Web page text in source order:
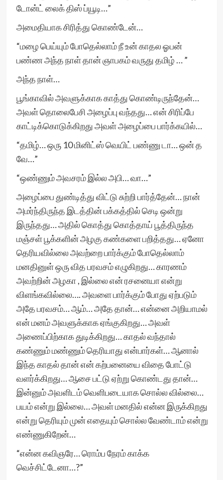
டோன்ட் லைக் திஸ் ப்யூடி…”
அமைதியாக சிரித்து கொண்டேன்…
“மழை பெய்யும் போதெல்லாம் நீ உன் காதல ஓபன்
பண்ண அந்த நாள் தான் ஞாபகம் வருது தமிழ் … ”
அந்த நாள்…
பூங்காவில் அவளுக்காக காத்து கொண்டிருந்தேன்…
அவள் தொலைபேசி அழைப்பு வந்தது… என் சிரிப்பே
காட்டிக்கொடுக்கிறது அவள் அழைப்பை பார்க்கயில்…
“தமிழ்… ஒரு 10 மினிட்ஸ் வெயிட் பண்ணு டா… ஒன் த
வே…”
“ஒண்ணும் அவசரம் இல்ல அபி… வா…”
அழைப்பை துண்டித்து விட்டு சுற்றி பார்த்தேன்… நான்
அமர்ந்திருந்த இடத்தின் பக்கத்தில் செடி ஒன்று
இருந்தது… அதில் கொத்து கொத்தாய் பூத்திருந்த
மஞ்சள் பூக்களின் அழகு கண்களை பறித்தது… ஏனோ
தெரியவில்லை அவற்றை பார்க்கும் போதெல்லாம்
மனதினுள் ஒரு வித பரவசம் எழுகிறது… காரணம்
அவற்றின் அழகா , இல்லை என் ரசனையா என்று
விளங்கவில்லை…. அவளை பார்க்கும் போது ஏற்படும்
அதே பரவசம்… ஆம்… அதே தான்… என்னை அறியாமல்
என் மனம் அவளுக்காக ஏங்குகிறது… அவள்
அணைப்பிற்காக துடிக்கிறது… காதல் வந்தால்
கண்ணும் மண்ணும் தெரியாது என்பார்கள்… ஆனால்
இந்த காதல் தான் என் கற்பனையை விதை போட்டு
வளர்க்கிறது… ஆசை பட்டு ஏற்று கொண்டது தான்…
இன்னும் அவளிடம் வெளிபடையாக சொல்ல வில்லை…
பயம் என்று இல்லை… அவள் மனதில் என்ன இருக்கிறது
என்று தெரியும் முன் எதையும் சொல்ல வேண்டாம் என்று
எண்ணுகிறேன்…
“என்ன கவிஞரே… ரொம்ப நேரம் காக்க
வெச்சிட்டேனா…?”